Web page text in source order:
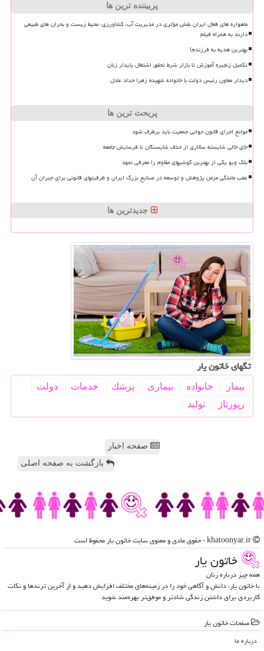
پربیننده ترین ها
ماهواره های فعال ایران نقش مؤثری در مدیریت آب، کشاورزی، محیط زیست و بحران های طبیعی
دارند به همراه فیلم
بهترین هدیه به فرزندم!
تکمیل زنجیره آموزش تا بازار شرط تحقق اشتغال پایدار زنان
دیدار معاون رئیس دولت با خانواده شهیده زهرا حداد عادل
پربحث ترین ها
موانع اجرای قانون جوانی جمعیت باید برطرف شود
جای خالی شایسته سالاری از حذف شایستگان تا فرسایش جامعه
بلک ویو یکی از بهترین گوشیهای مقاوم را معرفی نمود
عقب ماندگی مزمن پژوهش و توسعه در صنایع بزرگ ایران و ظرفیتهای قانونی برای جبران آن
جدیدترین ها
تگهای خاتون یار
بیمار خانواده بیماری پزشك خدمات
دولت
رپورتاژ
تولید
صفحه اخبار
بازگشت به صفحه اصلی
خاتون یار
همه چیز درباره زنان
با خاتون یار، دانش و آگاهی خود را در زمینه‌های مختلف افزایش دهید و از آخرین ترندها و نکات
کاربردی برای داشتن زندگی شادتر و موفق‌تر بهره‌مند شوید
صفحات خاتون یار
درباره ما